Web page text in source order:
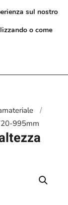
995mm
sul nostro
o come